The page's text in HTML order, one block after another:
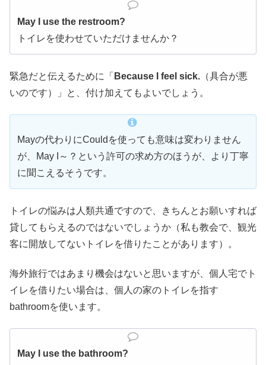
May I use the restroom?
トイレを使わせていただけませんか？
緊急だと伝えるために「 Because I feel sick. （具合が悪
いのです）」と、付け加えてもよいでしょう。
Mayの代わりにCouldを使っても意味は変わりません
が、May I～？という許可の求め方のほうが、より丁寧
に聞こえるそうです。
トイレの悩みは人類共通ですので、きちんとお願いすれば
貸してもらえるのではないでしょうか（私も教会で、観光
客に開放してないトイレを借りたことがあります）。
海外旅行ではあまり機会はないと思いますが、個人宅でト
イレを借りたい場合は、個人の家のトイレを指す
bathroomを使います。
May I use the bathroom?